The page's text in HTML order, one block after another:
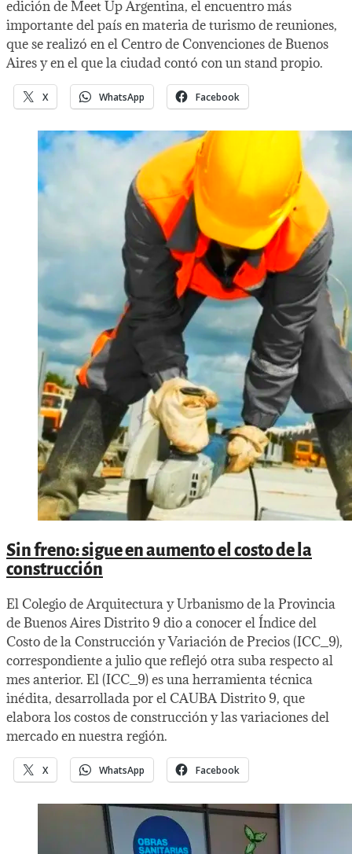
edición de Meet Up Argentina, el encuentro más
importante del país en materia de turismo de reuniones,
que se realizó en el Centro de Convenciones de Buenos
Aires y en el que la ciudad contó con un stand propio.
X WhatsApp Facebook
Sin freno: sigue en aumento el costo de la
construcción
El Colegio de Arquitectura y Urbanismo de la Provincia
de Buenos Aires Distrito 9 dio a conocer el Índice del
Costo de la Construcción y Variación de Precios (ICC_9),
correspondiente a julio que reflejó otra suba respecto al
mes anterior. El (ICC_9) es una herramienta técnica
inédita, desarrollada por el CAUBA Distrito 9, que
elabora los costos de construcción y las variaciones del
mercado en nuestra región.
X WhatsApp Facebook